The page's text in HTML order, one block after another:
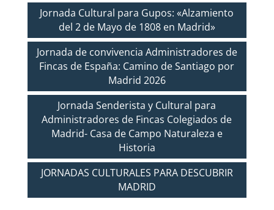
Jornada Cultural para Gupos: «Alzamiento
del 2 de Mayo de 1808 en Madrid»
Jornada de convivencia Administradores de
Fincas de España: Camino de Santiago por
Madrid 2026
Jornada Senderista y Cultural para
Administradores de Fincas Colegiados de
Madrid- Casa de Campo Naturaleza e
Historia
JORNADAS CULTURALES PARA DESCUBRIR
MADRID